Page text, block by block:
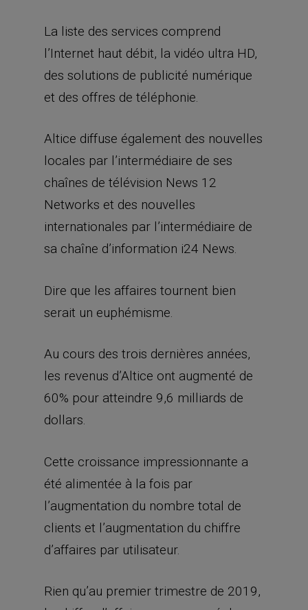
La liste des services comprend
l’Internet haut débit, la vidéo ultra HD,
des solutions de publicité numérique
et des offres de téléphonie.
Altice diffuse également des nouvelles
locales par l’intermédiaire de ses
chaînes de télévision News 12
Networks et des nouvelles
internationales par l’intermédiaire de
sa chaîne d’information i24 News.
Dire que les affaires tournent bien
serait un euphémisme.
Au cours des trois dernières années,
les revenus d’Altice ont augmenté de
60% pour atteindre 9,6 milliards de
dollars.
Cette croissance impressionnante a
été alimentée à la fois par
l’augmentation du nombre total de
clients et l’augmentation du chiffre
d’affaires par utilisateur.
Rien qu’au premier trimestre de 2019,